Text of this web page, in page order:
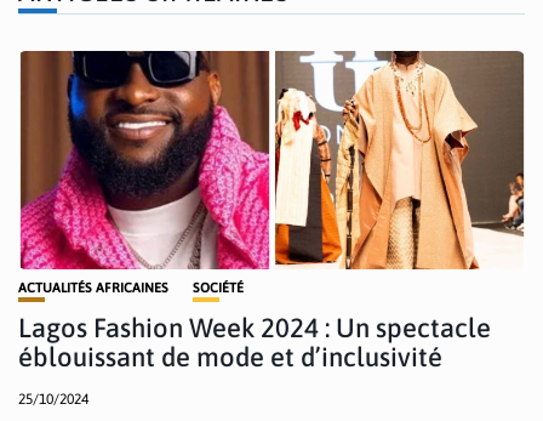
ACTUALITÉS AFRICAINES SOCIÉTÉ
Lagos Fashion Week 2024 : Un spectacle
éblouissant de mode et d’inclusivité
25/10/2024